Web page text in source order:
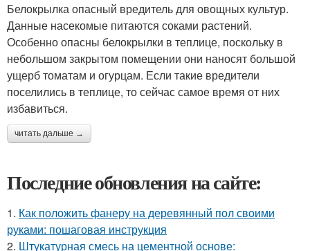
Белокрылка опасный вредитель для овощных культур.
Данные насекомые питаются соками растений.
Особенно опасны белокрылки в теплице, поскольку в
небольшом закрытом помещении они наносят большой
ущерб томатам и огурцам. Если такие вредители
поселились в теплице, то сейчас самое время от них
избавиться.
читать дальше →
Последние обновления на сайте:
1. Как положить фанеру на деревянный пол своими
руками: пошаговая инструкция
2. Штукатурная смесь на цементной основе: